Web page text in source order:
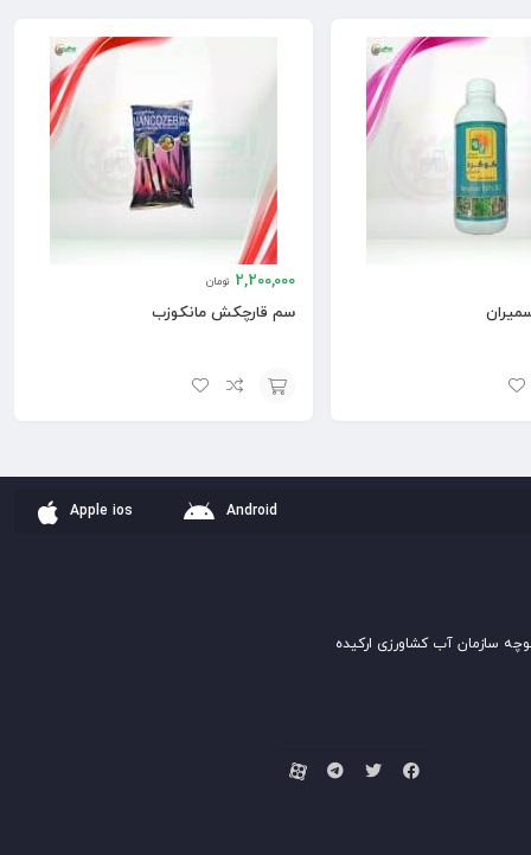
2,200,000 تومان
سم قارچکش مانکوزب
Apple ios Android
سازمان آب کشاورزی ارکیده